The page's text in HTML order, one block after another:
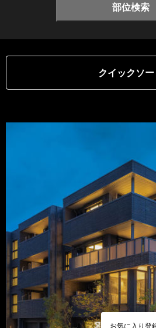
部位検索
クイックソー
お気に入り登